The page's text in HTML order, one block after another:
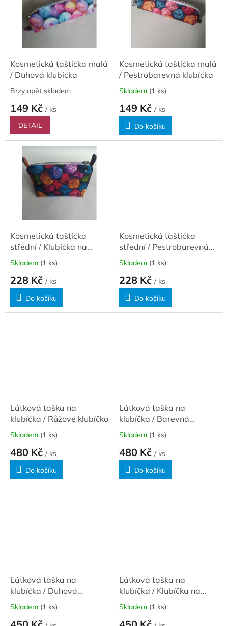
u
Kosmetická taštička malá
/ Duhová klubíčka
Brzy opět skladem
149 Kč / ks
DETAIL
Kosmetická taštička malá
/ Pestrobarevná klubíčka
Skladem (1 ks)
149 Kč / ks
Do košíku
Kosmetická taštička
střední / Klubíčka na
černé
Skladem (1 ks)
228 Kč / ks
Do košíku
Kosmetická taštička
střední / Pestrobarevná
klubíčka
Skladem (1 ks)
228 Kč / ks
Do košíku
Látková taška na
klubíčka / Růžové klubíčko
Skladem (1 ks)
480 Kč / ks
Do košíku
Látková taška na
klubíčka / Barevná
klubíčka
Skladem (1 ks)
480 Kč / ks
Do košíku
Látková taška na
klubíčka / Duhová
klubíčka
Skladem (1 ks)
Látková taška na
klubíčka / Klubíčka na
černé
Skladem (1 ks)